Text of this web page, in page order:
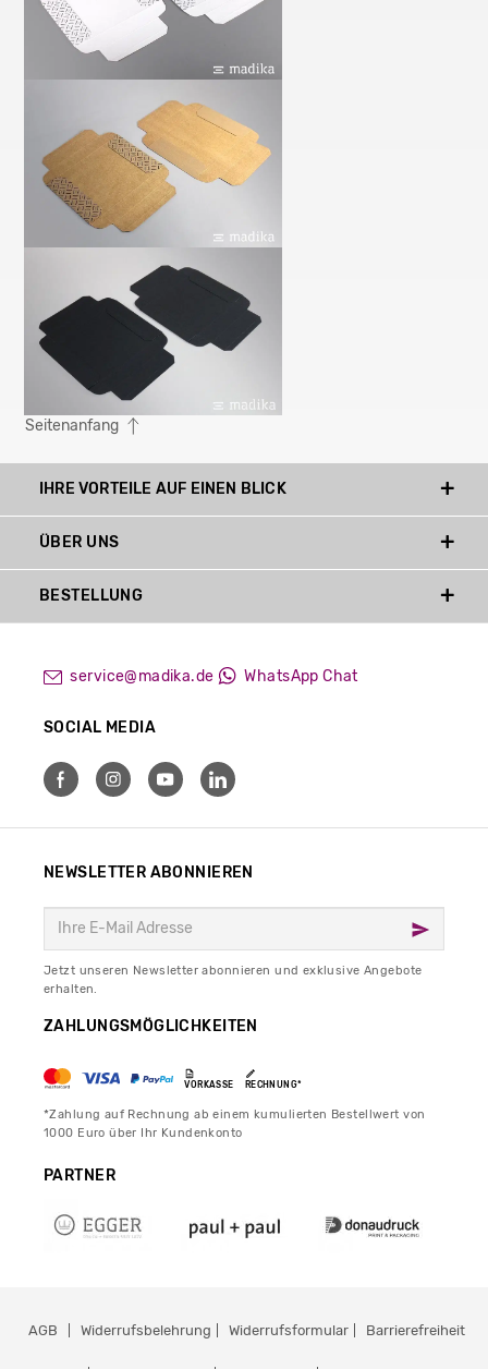
Seitenanfang
IHRE VORTEILE AUF EINEN BLICK
service@madika.de WhatsApp Chat
SOCIAL MEDIA
ÜBER UNS
BESTELLUNG
NEWSLETTER ABONNIEREN
Jetzt unseren Newsletter abonnieren und exklusive Angebote
erhalten.
ZAHLUNGSMÖGLICHKEITEN
VORKASSE RECHNUNG*
*Zahlung auf Rechnung ab einem kumulierten Bestellwert von
1000 Euro über Ihr Kundenkonto
PARTNER
AGB Widerrufsbelehrung Widerrufsformular Barrierefreiheit